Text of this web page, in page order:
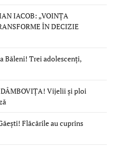
IACOB: „VOINȚA
ÎN DECIZIE
Băleni! Trei adolescenți,
DÂMBOVIȚA! Vijelii și ploi
Flăcările au cuprins